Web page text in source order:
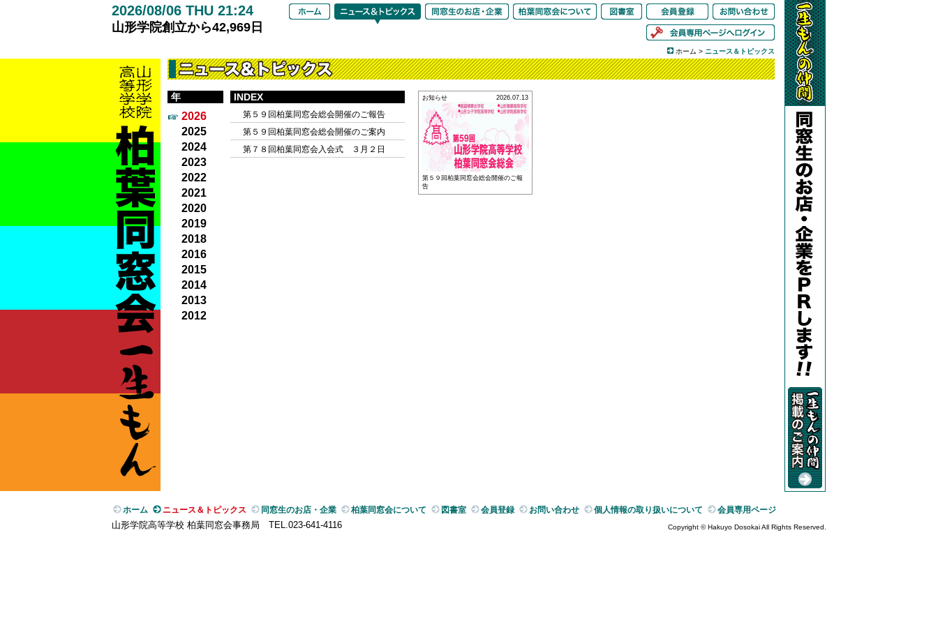
2026/08/06 THU 21:24
山形学院創立から42,969 日
ホーム > ニュース＆トピックス
お知らせ 2026.07.13
第５９回柏葉同窓会総会開催のご報
告
年
2026
2025
2024
2023
2022
2021
2020
2019
2018
2016
2015
2014
2013
2012
INDEX
第５９回柏葉同窓会総会開催のご報告
第５９回柏葉同窓会総会開催のご案内
第７８回柏葉同窓会入会式 ３月２日
ホーム ニュース＆トピックス 同窓生のお店・企業 柏葉同窓会について 図書室 会員登録 お問い合わせ 個人情報の取り扱いについて 会員専用ページ
山形学院高等学校 柏葉同窓会事務局 TEL.023-641-4116 Copyright © Hakuyo Dosokai All Rights Reserved.